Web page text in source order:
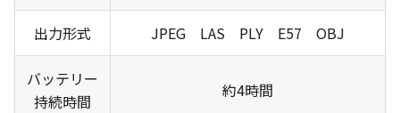
出力形式 JPEG LAS PLY E57 OBJ
バッテリー
持続時間
約4時間